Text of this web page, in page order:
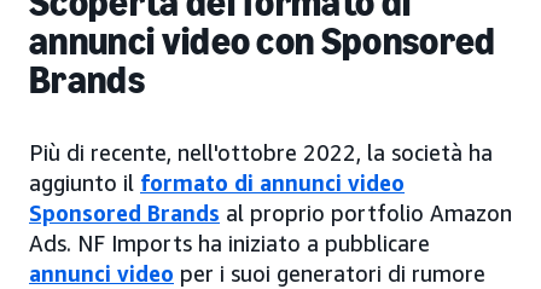
annunci video con Sponsored
Brands
Più di recente, nell'ottobre 2022, la società ha
aggiunto il formato di annunci video
Sponsored Brands al proprio portfolio Amazon
Ads. NF Imports ha iniziato a pubblicare
annunci video per i suoi generatori di rumore